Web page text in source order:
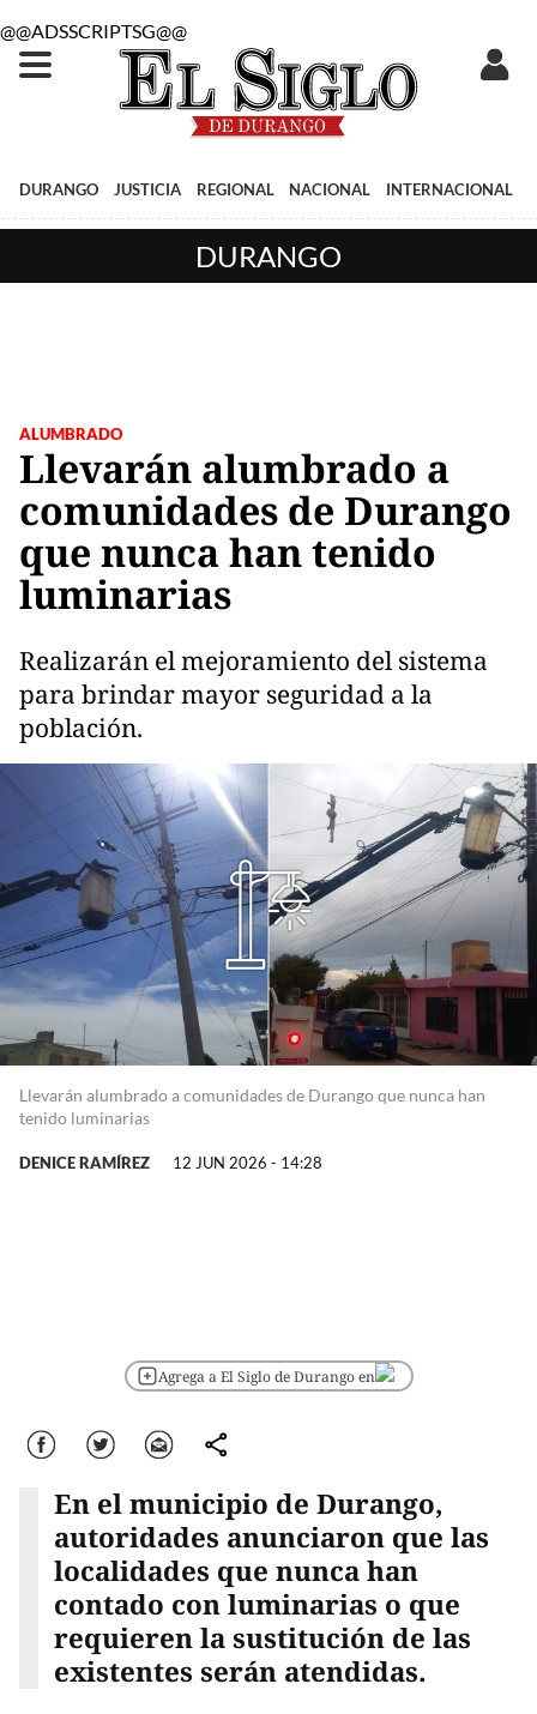
@@ADSSCRIPTSG@@
DURANGO JUSTICIA REGIONAL NACIONAL INTERNACIONAL
DURANGO
ALUMBRADO
Llevarán alumbrado a
comunidades de Durango
que nunca han tenido
luminarias
Realizarán el mejoramiento del sistema
para brindar mayor seguridad a la
población.
Llevarán alumbrado a comunidades de Durango que nunca han
tenido luminarias
DENICE RAMÍREZ 12 JUN 2026 - 14:28
Agrega a El Siglo de Durango en
Facebook Twitter Correo comparte
En el municipio de Durango,
autoridades anunciaron que las
localidades que nunca han
contado con luminarias o que
requieren la sustitución de las
existentes serán atendidas.